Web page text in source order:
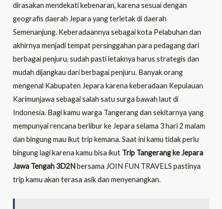
dirasakan mendekati kebenaran, karena sesuai dengan
geografis daerah Jepara yang terletak di daerah
Semenanjung. Keberadaannya sebagai kota Pelabuhan dan
akhirnya menjadi tempat persinggahan para pedagang dari
berbagai penjuru, sudah pasti letaknya harus strategis dan
mudah dijangkau dari berbagai penjuru. Banyak orang
mengenal Kabupaten Jepara karena keberadaan Kepulauan
Karimunjawa sebagai salah satu surga bawah laut di
Indonesia. Bagi kamu warga Tangerang dan sekitarnya yang
mempunyai rencana berlibur ke Jepara selama 3 hari 2 malam
dan bingung mau ikut trip kemana. Saat ini kamu tidak perlu
bingung lagi karena kamu bisa ikut Trip Tangerang ke Jepara
Jawa Tengah 3D2Nbersama JOIN FUN TRAVELS pastinya
trip kamu akan terasa asik dan menyenangkan.